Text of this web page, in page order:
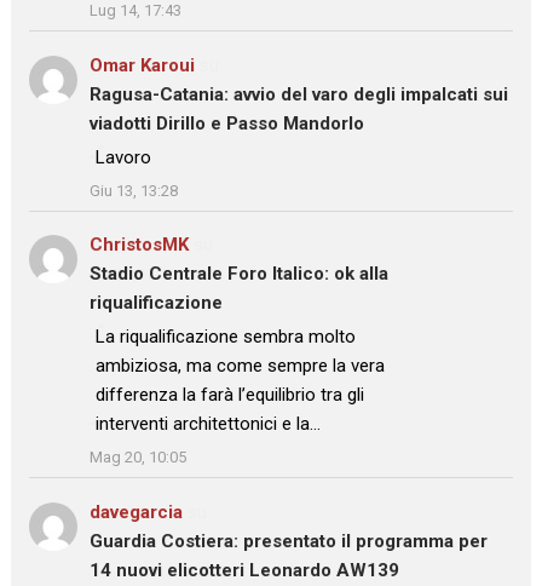
Lug 14, 17:43
Omar Karoui
Ragusa-Catania: avvio del varo degli impalcati sui
viadotti Dirillo e Passo Mandorlo
: “Lavoro
”
Giu 13, 13:28
ChristosMKsu
Stadio Centrale Foro Italico: ok alla
riqualificazione
: “La riqualificazione sembra molto
ambiziosa, ma come sempre la vera
differenza la farà l’equilibrio tra gli
interventi architettonici e la…
”
Mag 20, 10:05
davegarcia
Guardia Costiera: presentato il programma per
14 nuovi elicotteri Leonardo AW139